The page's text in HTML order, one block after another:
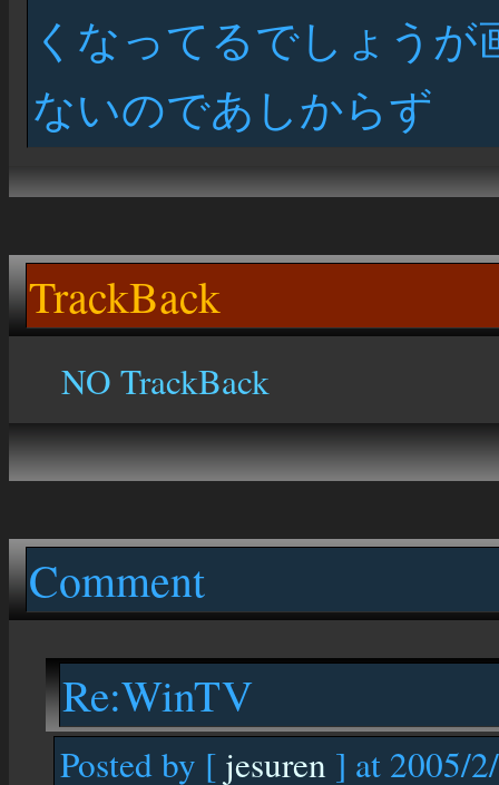
くなってるでしょう
ないのであしからず
TrackBack
NO TrackBack
Comment
Re:WinTV
Posted by [ jesuren ] at 2005/